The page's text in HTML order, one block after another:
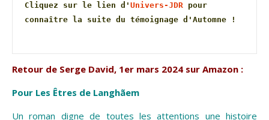
Cliquez sur le lien d' Univers-JDR pour
connaître la suite du témoignage d'Automne !
Retour de Serge David, 1er mars 2024 sur Amazon :
Pour Les Êtres de Langhãem
Un roman digne de toutes les attentions une histoire